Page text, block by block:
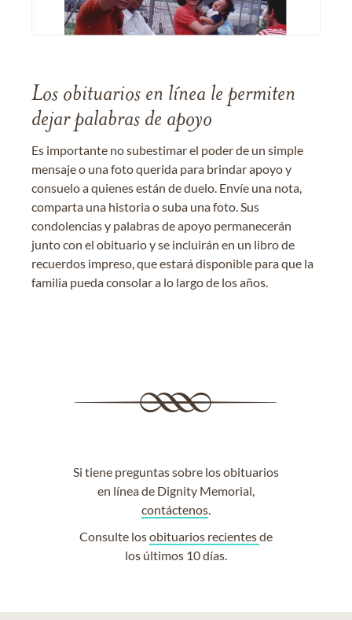
Los obituarios en línea le permiten
dejar palabras de apoyo
Es importante no subestimar el poder de un simple
mensaje o una foto querida para brindar apoyo y
consuelo a quienes están de duelo. Envíe una nota,
comparta una historia o suba una foto. Sus
condolencias y palabras de apoyo permanecerán
junto con el obituario y se incluirán en un libro de
recuerdos impreso, que estará disponible para que la
familia pueda consolar a lo largo de los años.
Si tiene preguntas sobre los obituarios
en línea de Dignity Memorial,
contáctenos.
Consulte losobituarios recientesde
los últimos 10 días.